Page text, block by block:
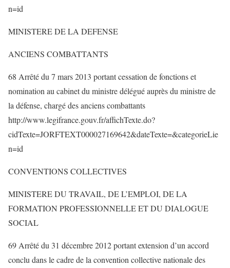
n=id
MINISTERE DE LA DEFENSE
ANCIENS COMBATTANTS
68 Arrêté du 7 mars 2013 portant cessation de fonctions et
nomination au cabinet du ministre délégué auprès du ministre de
la défense, chargé des anciens combattants
http://www.legifrance.gouv.fr/affichTexte.do?
cidTexte=JORFTEXT000027169642&dateTexte=&categorieLie
n=id
CONVENTIONS COLLECTIVES
MINISTERE DU TRAVAIL, DE L’EMPLOI, DE LA
FORMATION PROFESSIONNELLE ET DU DIALOGUE
SOCIAL
69 Arrêté du 31 décembre 2012 portant extension d’un accord
conclu dans le cadre de la convention collective nationale des